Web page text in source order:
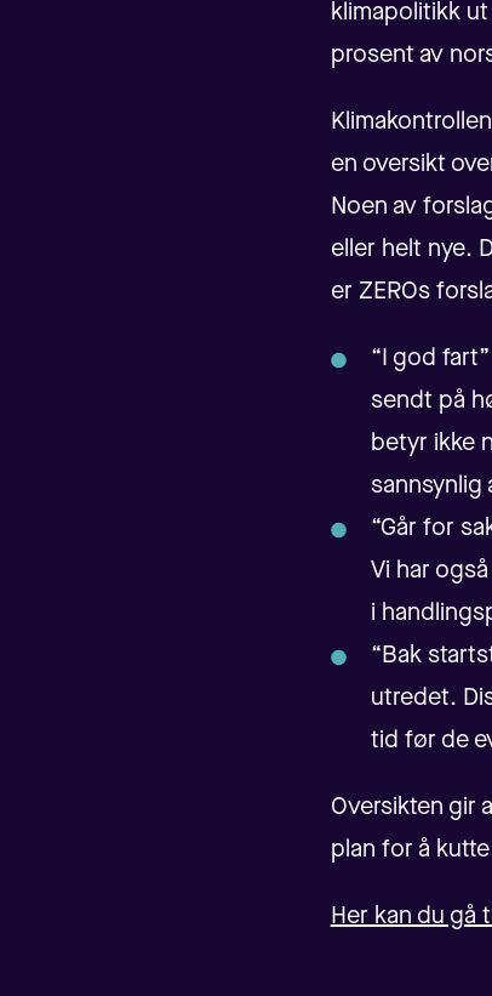
klimapolitikk
prosent av
en oversikt
Noen av
eller helt nye.
er ZEROs
“I god
sendt på
betyr ikke
“Går for
Vi har
i
“Bak
utredet.
tid før de
Oversikten gir
plan for å
Her kan du gå